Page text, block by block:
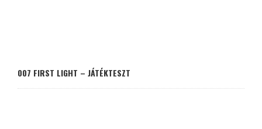
007 FIRST LIGHT – JÁTÉKTESZT